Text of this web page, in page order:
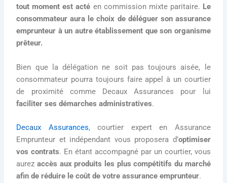
tout moment est acté en commission mixte paritaire. Le
consommateur aura le choix de déléguer son assurance
emprunteur à un autre établissement que son organisme
prêteur.
Bien que la délégation ne soit pas toujours aisée, le
consommateur pourra toujours faire appel à un courtier
de proximité comme Decaux Assurances pour lui
faciliter ses démarches administratives.
Decaux Assurances, courtier expert en Assurance
Emprunteur et indépendant vous proposera d’optimiser
vos contrats. En étant accompagné par un courtier, vous
aurezaccès aux produits les plus compétitifs du marché
afin de réduire le coût de votre assurance emprunteur.